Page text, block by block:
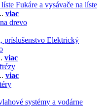
Fukáre a vysávače na líste
viac
drevo
Elektrický
viac
viac